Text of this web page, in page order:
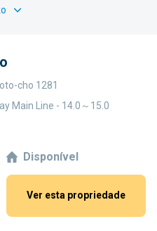
cho 1281
Main Line - 14.0～15.0
Disponível
Ver esta propriedade